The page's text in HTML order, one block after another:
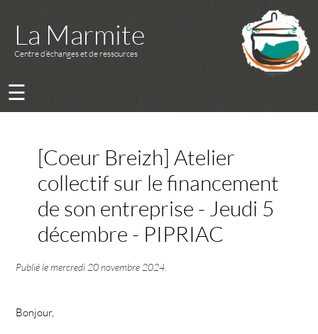
La Marmite
Centre d’échanges et de ressources
☰
[Coeur Breizh] Atelier
collectif sur le financement
de son entreprise - Jeudi 5
décembre - PIPRIAC
Publié lemercredi 20 novembre 2024
Bonjour,